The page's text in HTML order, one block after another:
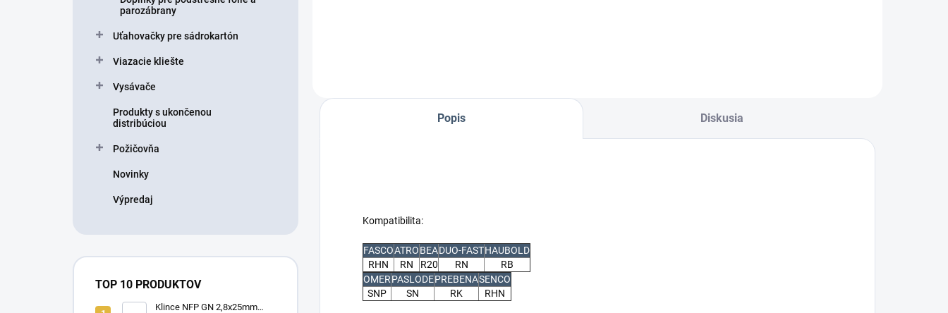
parozábrany
Uťahovačky pre sádrokartón
Viazacie kliešte
Vysávače
Produkty s ukončenou
distribúciou
Požičovňa
Novinky
Výpredaj
TOP 10 PRODUKTOV
Klince NFP GN 2,8x25mm
Popis Diskusia
Kompatibilita:
FASCOATROBEADUO-FASTHAUBOLD
RHN
RN R20 RN
RB
OMERPASLODEPREBENASENCO
SNP
SN RK RHN